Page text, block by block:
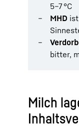
5–7 °C
MHD
bitter,
Milch